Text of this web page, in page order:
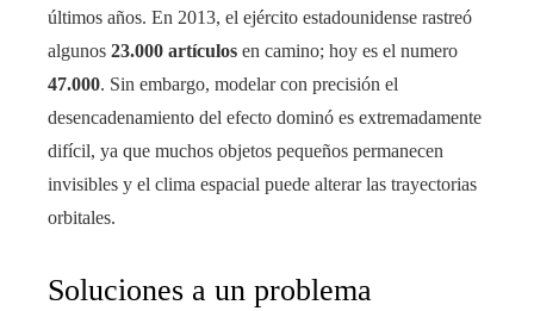
últimos años. En 2013, el ejército estadounidense rastreó
algunos 23.000 artículos en camino; hoy es el numero
47.000. Sin embargo, modelar con precisión el
desencadenamiento del efecto dominó es extremadamente
difícil, ya que muchos objetos pequeños permanecen
invisibles y el clima espacial puede alterar las trayectorias
orbitales.
Soluciones a un problema